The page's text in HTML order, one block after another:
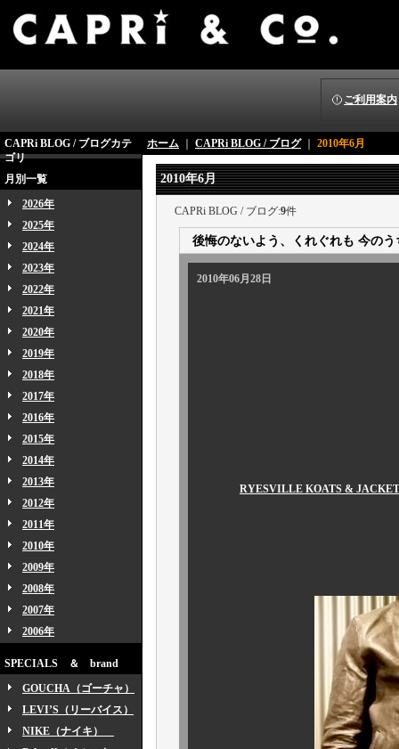
ご利用案内
CAPRi BLOG / ブログカテ
ゴリ
月別一覧
2026年
2025年
2024年
2023年
2022年
2021年
2020年
2019年
2018年
2017年
2016年
2015年
2014年
2013年
2012年
2011年
2010年
2009年
2008年
2007年
2006年
SPECIALS ＆ brand
GOUCHA（ゴーチャ）
LEVI’S（リーバイス）
NIKE（ナイキ）
ホーム CAPRi BLOG / ブログ｜ 2010年6月
2010年6月
CAPRi BLOG / ブログ:9件
後悔のないよう、くれぐれも 今のう
2010年06月28日
RYESVILLE KOATS &